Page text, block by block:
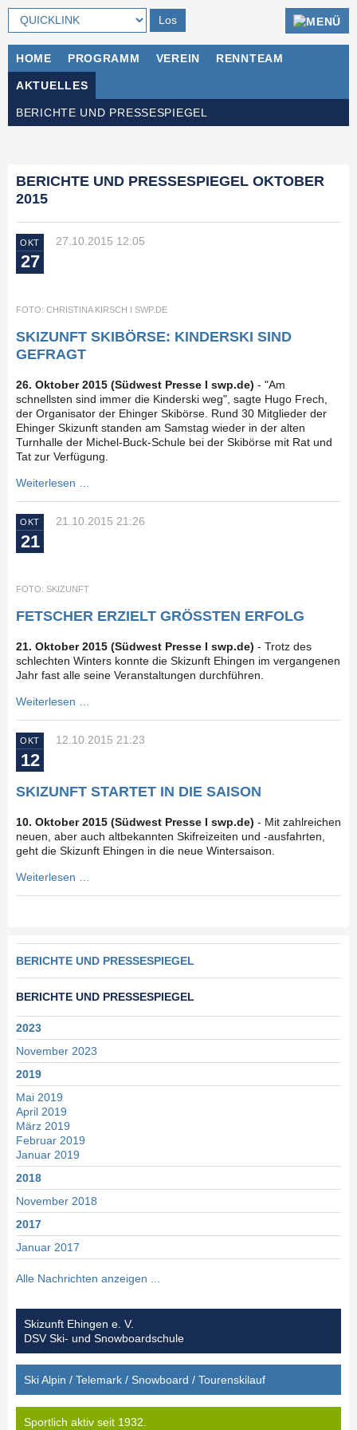
Navigation
überspringen
HOME PROGRAMM VEREIN RENNTEAM
AKTUELLES
Navigation
überspringen
BERICHTE UND PRESSESPIEGEL
BERICHTE UND PRESSESPIEGEL OKTOBER
2015
OKT
27
27.10.2015 12:05
FOTO: CHRISTINA KIRSCH I SWP.DE
SKIZUNFT SKIBÖRSE: KINDERSKI SIND
GEFRAGT
26. Oktober 2015 (Südwest Presse I swp.de) - "Am
schnellsten sind immer die Kinderski weg", sagte Hugo Frech,
der Organisator der Ehinger Skibörse. Rund 30 Mitglieder der
Ehinger Skizunft standen am Samstag wieder in der alten
Turnhalle der Michel-Buck-Schule bei der Skibörse mit Rat und
Tat zur Verfügung.
Weiterlesen …
OKT
21
21.10.2015 21:26
FOTO: SKIZUNFT
FETSCHER ERZIELT GRÖSSTEN ERFOLG
21. Oktober 2015 (Südwest Presse I swp.de) - Trotz des
schlechten Winters konnte die Skizunft Ehingen im vergangenen
Jahr fast alle seine Veranstaltungen durchführen.
Weiterlesen …
OKT
12
12.10.2015 21:23
SKIZUNFT STARTET IN DIE SAISON
10. Oktober 2015 (Südwest Presse I swp.de) - Mit zahlreichen
neuen, aber auch altbekannten Skifreizeiten und -ausfahrten,
geht die Skizunft Ehingen in die neue Wintersaison.
Weiterlesen …
Navigation
BERICHTE UND PRESSESPIEGEL
BERICHTE UND PRESSESPIEGEL
2023
November 2023
2019
Mai 2019
April 2019
März 2019
Februar 2019
Januar 2019
2018
November 2018
2017
Januar 2017
Oktober 2016
Januar 2016
2015
Dezember 2015
November 2015
Oktober 2015
März 2015
Alle Nachrichten anzeigen ...
Skizunft Ehingen e. V.
DSV Ski- und Snowboardschule
Ski Alpin / Telemark / Snowboard / Tourenskilauf
Sportlich aktiv seit 1932.